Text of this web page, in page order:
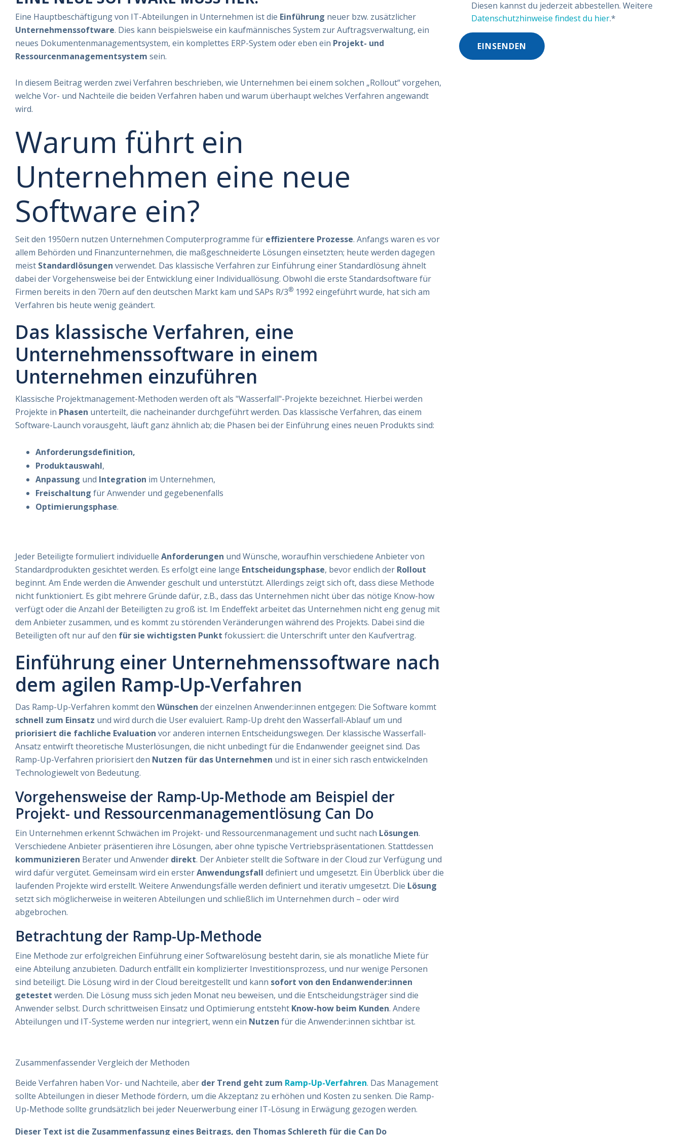
Eine Hauptbeschäftigung von IT-Abteilungen in Unternehmen ist die Einführung neuer bzw. zusätzlicher
Unternehmenssoftware. Dies kann beispielsweise ein kaufmännisches System zur Auftragsverwaltung, ein
neues Dokumentenmanagementsystem, ein komplettes ERP-System oder eben ein Projekt- und
Ressourcenmanagementsystem sein.
In diesem Beitrag werden zwei Verfahren beschrieben, wie Unternehmen bei einem solchen „Rollout“ vorgehen,
welche Vor- und Nachteile die beiden Verfahren haben und warum überhaupt welches Verfahren angewandt
wird.
Warum führt ein
Unternehmen eine neue
Software ein?
Seit den 1950ern nutzen Unternehmen Computerprogramme für effizientere Prozesse. Anfangs waren es vor
allem Behörden und Finanzunternehmen, die maßgeschneiderte Lösungen einsetzten; heute werden dagegen
meist Standardlösungen verwendet. Das klassische Verfahren zur Einführung einer Standardlösung ähnelt
dabei der Vorgehensweise bei der Entwicklung einer Individuallösung. Obwohl die erste Standardsoftware für
Firmen bereits in den 70ern auf den deutschen Markt kam und SAPs R/3® 1992 eingeführt wurde, hat sich am
Verfahren bis heute wenig geändert.
Das klassische Verfahren, eine
Unternehmenssoftware in einem
Unternehmen einzuführen
Klassische Projektmanagement-Methoden werden oft als "Wasserfall"-Projekte bezeichnet. Hierbei werden
Projekte in Phasen unterteilt, die nacheinander durchgeführt werden. Das klassische Verfahren, das einem
Software-Launch vorausgeht, läuft ganz ähnlich ab; die Phasen bei der Einführung eines neuen Produkts sind:
Anforderungsdefinition,
Produktauswahl,
Anpassung und Integration im Unternehmen,
Freischaltung für Anwender und gegebenenfalls
Optimierungsphase.
Jeder Beteiligte formuliert individuelle Anforderungen und Wünsche, woraufhin verschiedene Anbieter von
Standardprodukten gesichtet werden. Es erfolgt eine lange Entscheidungsphase, bevor endlich der Rollout
beginnt. Am Ende werden die Anwender geschult und unterstützt. Allerdings zeigt sich oft, dass diese Methode
nicht funktioniert. Es gibt mehrere Gründe dafür, z.B., dass das Unternehmen nicht über das nötige Know-how
verfügt oder die Anzahl der Beteiligten zu groß ist. Im Endeffekt arbeitet das Unternehmen nicht eng genug mit
dem Anbieter zusammen, und es kommt zu störenden Veränderungen während des Projekts. Dabei sind die
Beteiligten oft nur auf den für sie wichtigsten Punkt fokussiert: die Unterschrift unter den Kaufvertrag.
Einführung einer Unternehmenssoftware nach
dem agilen Ramp-Up-Verfahren
Das Ramp-Up-Verfahren kommt den Wünschen der einzelnen Anwender:innen entgegen: Die Software kommt
schnell zum Einsatz und wird durch die User evaluiert. Ramp-Up dreht den Wasserfall-Ablauf um und
priorisiert die fachliche Evaluation vor anderen internen Entscheidungswegen. Der klassische Wasserfall-
Ansatz entwirft theoretische Musterlösungen, die nicht unbedingt für die Endanwender geeignet sind. Das
Ramp-Up-Verfahren priorisiert den Nutzen für das Unternehmen und ist in einer sich rasch entwickelnden
Technologiewelt von Bedeutung.
Vorgehensweise der Ramp-Up-Methode am Beispiel der
Projekt- und Ressourcenmanagementlösung Can Do
Ein Unternehmen erkennt Schwächen im Projekt- und Ressourcenmanagement und sucht nach Lösungen.
Verschiedene Anbieter präsentieren ihre Lösungen, aber ohne typische Vertriebspräsentationen. Stattdessen
kommunizieren Berater und Anwender direkt. Der Anbieter stellt die Software in der Cloud zur Verfügung und
wird dafür vergütet. Gemeinsam wird ein ersterAnwendungsfall definiert und umgesetzt. Ein Überblick über die
laufenden Projekte wird erstellt. Weitere Anwendungsfälle werden definiert und iterativ umgesetzt. Die Lösung
setzt sich möglicherweise in weiteren Abteilungen und schließlich im Unternehmen durch – oder wird
abgebrochen.
Betrachtung der Ramp-Up-Methode
Eine Methode zur erfolgreichen Einführung einer Softwarelösung besteht darin, sie als monatliche Miete für
eine Abteilung anzubieten. Dadurch entfällt ein komplizierter Investitionsprozess, und nur wenige Personen
sind beteiligt. Die Lösung wird in der Cloud bereitgestellt und kann sofort von den Endanwender:innen
getestet werden. Die Lösung muss sich jeden Monat neu beweisen, und die Entscheidungsträger sind die
Anwender selbst. Durch schrittweisen Einsatz und Optimierung entsteht Know-how beim Kunden. Andere
Abteilungen und IT-Systeme werden nur integriert, wenn ein Nutzen für die Anwender:innen sichtbar ist.
Zusammenfassender Vergleich der Methoden
Beide Verfahren haben Vor- und Nachteile, aber der Trend geht zum Ramp-Up-Verfahren. Das Management
sollte Abteilungen in dieser Methode fördern, um die Akzeptanz zu erhöhen und Kosten zu senken. Die Ramp-
Up-Methode sollte grundsätzlich bei jeder Neuerwerbung einer IT-Lösung in Erwägung gezogen werden.
Dieser Text ist die Zusammenfassung eines Beitrags, den Thomas Schlereth für die Can Do
Diesen kannst du jederzeit abbestellen. Weitere
Datenschutzhinweise findest du hier.*